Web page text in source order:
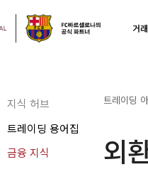
거래
지식 허브
트레이딩 용어집
금융 지식
트레이딩
외